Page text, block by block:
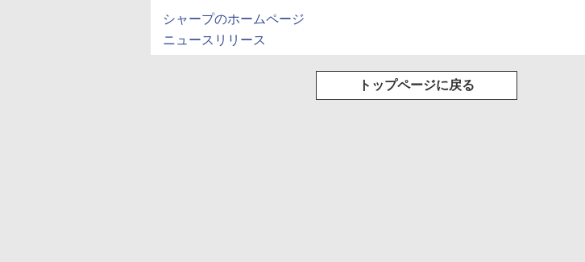
シャープのホームページ
ニュースリリース
トップページに戻る